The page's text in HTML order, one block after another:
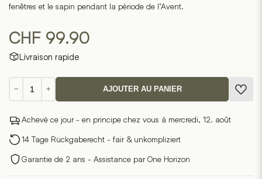
fenêtres et le sapin pendant la période de l’Avent.
CHF 99.90
Livraison rapide
−
de
de
+ AJOUTER AU PANIER
Achevé ce jour - en principe chez vous à mercredi, 12. août
14 Tage Rückgaberecht - fair & unkompliziert
Garantie de 2 ans - Assistance par One Horizon